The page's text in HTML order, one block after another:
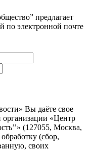
предлагает
по электронной почте
Вы даёте свое
организации «Центр
(127055, Москва,
(сбор,
своих